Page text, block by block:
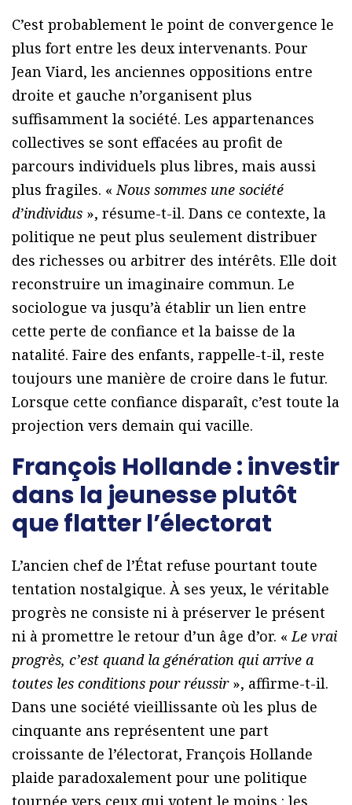
C’est probablement le point de convergence le
plus fort entre les deux intervenants. Pour
Jean Viard, les anciennes oppositions entre
droite et gauche n’organisent plus
suffisamment la société. Les appartenances
collectives se sont effacées au profit de
parcours individuels plus libres, mais aussi
plus fragiles. « Nous sommes une société
d’individus », résume-t-il. Dans ce contexte, la
politique ne peut plus seulement distribuer
des richesses ou arbitrer des intérêts. Elle doit
reconstruire un imaginaire commun. Le
sociologue va jusqu’à établir un lien entre
cette perte de confiance et la baisse de la
natalité. Faire des enfants, rappelle-t-il, reste
toujours une manière de croire dans le futur.
Lorsque cette confiance disparaît, c’est toute la
projection vers demain qui vacille.
François Hollande : investir
dans la jeunesse plutôt
que flatter l’électorat
L’ancien chef de l’État refuse pourtant toute
tentation nostalgique. À ses yeux, le véritable
progrès ne consiste ni à préserver le présent
ni à promettre le retour d’un âge d’or. « Le vrai
progrès, c’est quand la génération qui arrive a
toutes les conditions pour réussir », affirme-t-il.
Dans une société vieillissante où les plus de
cinquante ans représentent une part
croissante de l’électorat, François Hollande
plaide paradoxalement pour une politique
tournée vers ceux qui votent le moins : les